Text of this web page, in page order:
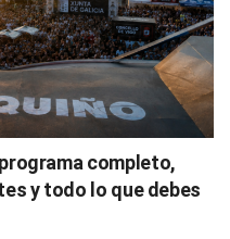
completo,
y todo lo que debes